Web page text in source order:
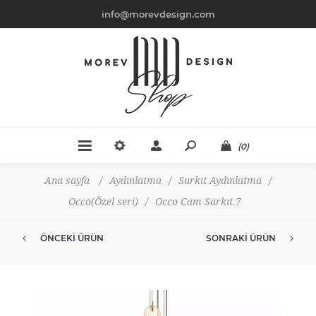
info@morevdesign.com
(0)
Ana sayfa / Aydınlatma / Sarkıt Aydınlatma
/
Occo(Özel seri)
/ Occo Cam Sarkıt.7
ÖNCEKI ÜRÜN SONRAKI ÜRÜN